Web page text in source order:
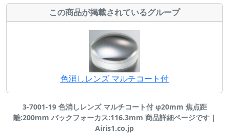
この商品が掲載されているグループ
色消しレンズ マルチコート付
3-7001-19 色消しレンズ マルチコート付 φ20mm 焦点距
離:200mm バックフォーカス:116.3mm 商品詳細ページです |
Airis1.co.jp